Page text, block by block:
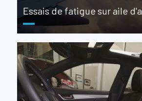
Essais de fatigue sur aile